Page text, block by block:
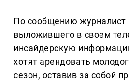
По сообщению журналист
выложившего в своем
инсайдерскую
хотят арендовать
сезон, оставив за собой